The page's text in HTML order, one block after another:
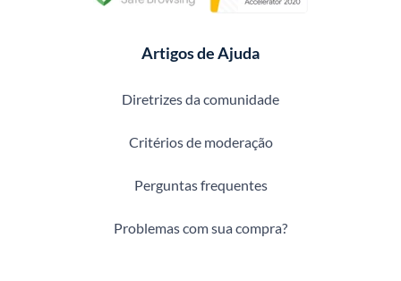
Artigos de Ajuda
Diretrizes da comunidade
Critérios de moderação
Perguntas frequentes
Problemas com sua compra?